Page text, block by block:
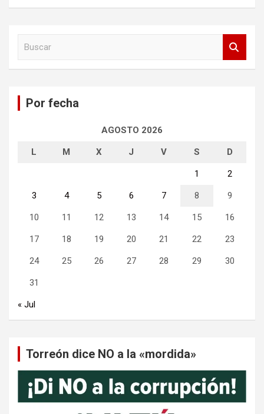
Por fecha
AGOSTO 2026
L M X J V S D
1 2
3 4 5 6 7 8 9
10 11 12 13 14 15 16
17 18 19 20 21 22 23
24 25 26 27 28 29 30
31
« Jul
Torreón dice NO a la «mordida»